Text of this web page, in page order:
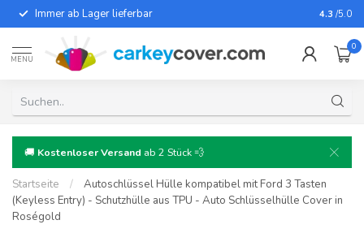
Immer ab Lager lieferbar Für fast
4.3 /5.0
MENU
0
🚚 Kostenloser Versand ab 2 Stück 💨
Startseite /
Autoschlüssel Hülle kompatibel mit Ford 3 Tasten
(Keyless Entry) - Schutzhülle aus TPU - Auto Schlüsselhülle Cover in
Roségold